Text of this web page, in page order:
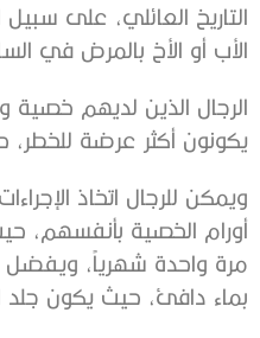
التاريخ العائلي، على
الأب أو الأخ ‫بالمرض في
الرجال الذين لديهم خصية
يكونون أكثر ‫عرضة للخطر،
‫ويمكن للرجال اتخاذ
أورام الخصية ‫بأنفسهم،
مرة واحدة شهرياً، ويفضل
بماء دافئ، حيث يكون جلد